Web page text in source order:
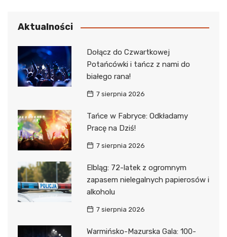
Aktualności
Dołącz do Czwartkowej
Potańcówki i tańcz z nami do
białego rana!
7 sierpnia 2026
Tańce w Fabryce: Odkładamy
Pracę na Dziś!
7 sierpnia 2026
Elbląg: 72-latek z ogromnym
zapasem nielegalnych papierosów i
alkoholu
7 sierpnia 2026
Warmińsko-Mazurska Gala: 100-